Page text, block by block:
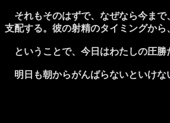
それもそのはずで、なぜなら今まで
支配する。彼の射精のタイミングから
ということで、今日はわたしの圧勝
明日も朝からがんばらないといけな